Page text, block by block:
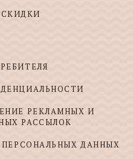
РЕКЛАМНЫХ И
РАССЫЛОК
ДАННЫХ